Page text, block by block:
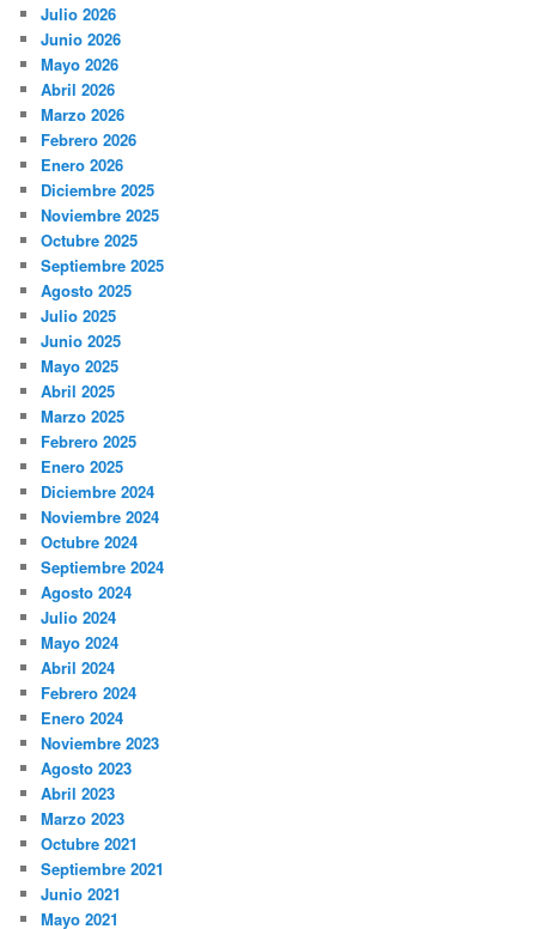
Julio 2026
Junio 2026
Mayo 2026
Abril 2026
Marzo 2026
Febrero 2026
Enero 2026
Diciembre 2025
Noviembre 2025
Octubre 2025
Septiembre 2025
Agosto 2025
Julio 2025
Junio 2025
Mayo 2025
Abril 2025
Marzo 2025
Febrero 2025
Enero 2025
Diciembre 2024
Noviembre 2024
Octubre 2024
Septiembre 2024
Agosto 2024
Julio 2024
Mayo 2024
Abril 2024
Febrero 2024
Enero 2024
Noviembre 2023
Agosto 2023
Abril 2023
Marzo 2023
Octubre 2021
Septiembre 2021
Junio 2021
Mayo 2021